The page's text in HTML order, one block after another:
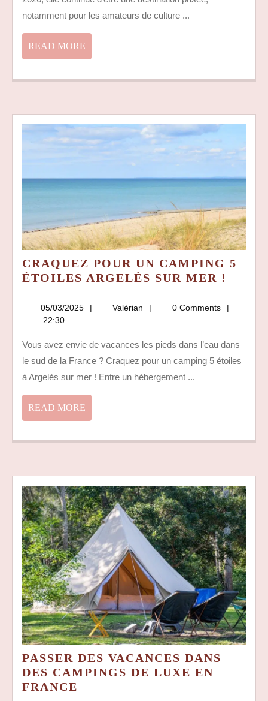
notamment pour les amateurs de culture ...
READ MORE
MORE
CRAQUEZ POUR UN CAMPING 5
ÉTOILES ARGELÈS SUR MER !
UN
05/03/2025 05/03/2025
Valérian Valérian0 Comments
22:30
Vous avez envie de vacances les pieds dans l’eau dans
le sud de la France ? Craquez pour un camping 5 étoiles
à Argelès sur mer ! Entre un hébergement ...
READ MORE
MORE
PASSER DES VACANCES DANS
DES CAMPINGS DE LUXE EN
FRANCE